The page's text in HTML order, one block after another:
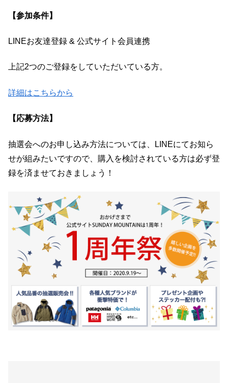
【参加条件】
LINEお友達登録 & 公式サイト会員連携
上記2つのご登録をしていただいている方。
詳細はこちらから
【応募方法】
抽選会へのお申し込み方法については、LINEにてお知ら
せが組みたいですので、購入を検討されている方は必ず登
録を済ませておきましょう！